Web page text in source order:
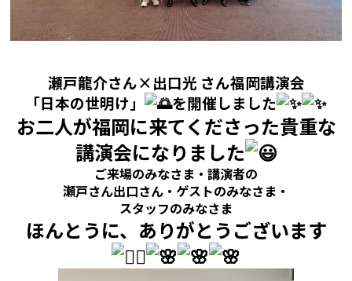
瀬戸龍介さん×出口光 さん福岡講演会
「日本の世明け」
を開催しました
お二人が福岡に来てくださった貴重な
講演会になりました
ご来場のみなさま・講演者の
瀬戸さん出口さん・ゲストのみなさま・
スタッフのみなさま
ほんとうに、ありがとうございます